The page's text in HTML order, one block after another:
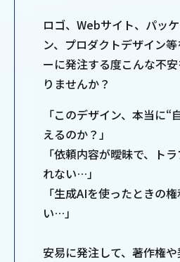
ロゴ、Webサイト、パッ
ン、プロダクトデザイン
ーに発注する度こんな不
りませんか？
「このデザイン、本当に“
えるのか？」
「依頼内容が曖昧で、ト
れない…」
「生成AIを使ったときの
い…」
安易に発注して、著作権